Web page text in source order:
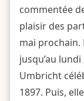
commentée
plaisir des
mai prochain.
jusqu’au
Umbricht
1897. Puis,